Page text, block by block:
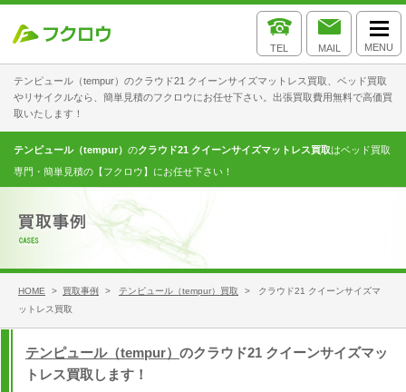
テンピュール（tempur）のクラウド21 クイーンサイズマットレス買取、ベッド買取
やリサイクルなら、簡単見積のフクロウにお任せ下さい。出張買取費用無料で高価買
取いたします！
TEL MAIL MENU
テンピュール（tempur） のクラウド21 クイーンサイズマットレス買取はベッド買取
専門・簡単見積の【フクロウ】にお任せ下さい！
HOME > 買取事例 > テンピュール（tempur）買取
> クラウド21 クイーンサイズマ
ットレス買取
テンピュール（tempur） のクラウド21 クイーンサイズマッ
トレス買取します！